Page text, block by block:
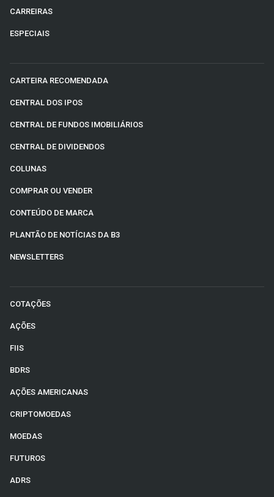
CARREIRAS
ESPECIAIS
CARTEIRA RECOMENDADA
CENTRAL DOS IPOS
CENTRAL DE FUNDOS IMOBILIÁRIOS
CENTRAL DE DIVIDENDOS
COLUNAS
COMPRAR OU VENDER
CONTEÚDO DE MARCA
PLANTÃO DE NOTÍCIAS DA B3
NEWSLETTERS
COTAÇÕES
AÇÕES
FIIS
BDRS
AÇÕES AMERICANAS
CRIPTOMOEDAS
MOEDAS
FUTUROS
ADRS